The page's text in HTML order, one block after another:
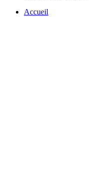
Accueil